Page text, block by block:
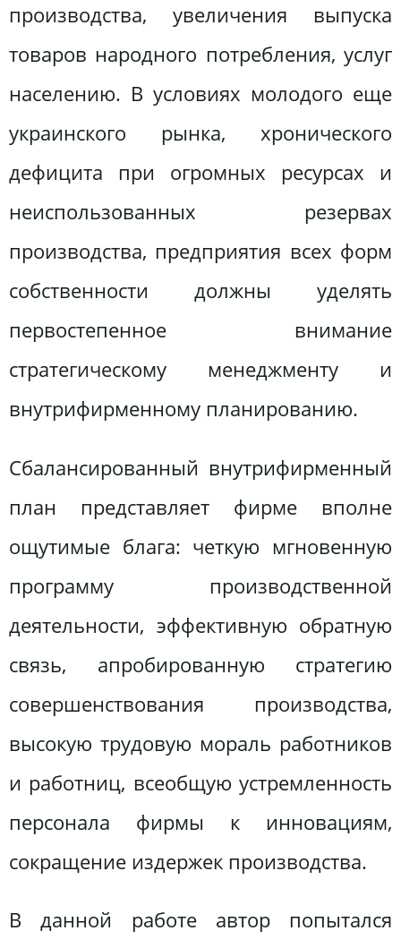
производства, увеличения выпуска
товаров народного потребления, услуг
населению. В условиях молодого еще
украинского рынка, хронического
дефицита при огромных ресурсах и
неиспользованных резервах
производства, предприятия всех форм
собственности должны уделять
первостепенное внимание
стратегическому менеджменту и
внутрифирменному планированию.
Сбалансированный внутрифирменный
план представляет фирме вполне
ощутимые блага: четкую мгновенную
программу производственной
деятельности, эффективную обратную
связь, апробированную стратегию
совершенствования производства,
высокую трудовую мораль работников
и работниц, всеобщую устремленность
персонала фирмы к инновациям,
сокращение издержек производства.
В данной работе автор попытался